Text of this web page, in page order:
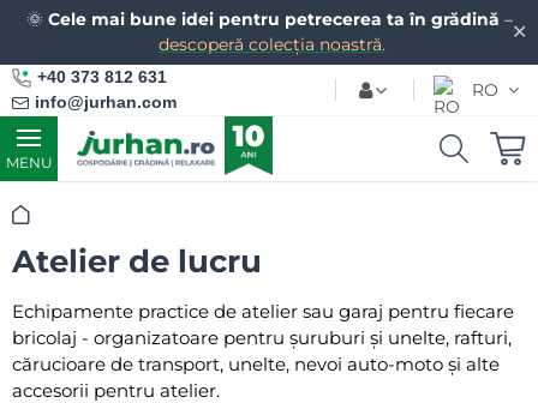
✕
🌞 Cele mai bune idei pentru petrecerea ta în grădină –
descoperă colecția noastră.
+40 373 812 631
info@jurhan.com
RO
MENU
Acasă
Atelier de lucru
Echipamente practice de atelier sau garaj pentru fiecare
bricolaj - organizatoare pentru șuruburi și unelte, rafturi,
cărucioare de transport, unelte, nevoi auto-moto și alte
accesorii pentru atelier.